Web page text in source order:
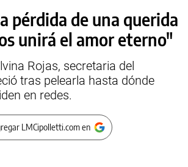
pérdida de una querida
unirá el amor eterno"
Rojas, secretaria del
tras pelearla hasta dónde
en redes.
LMCipolletti.com en